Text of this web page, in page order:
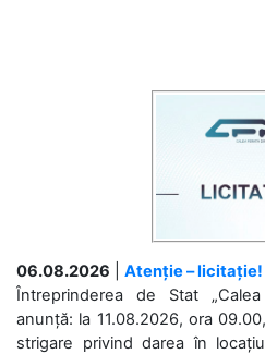
06.08.2026
Atenție – licitație!
Întreprinderea de Stat
anunță: la 11.08.2026, ora
strigare privind darea în